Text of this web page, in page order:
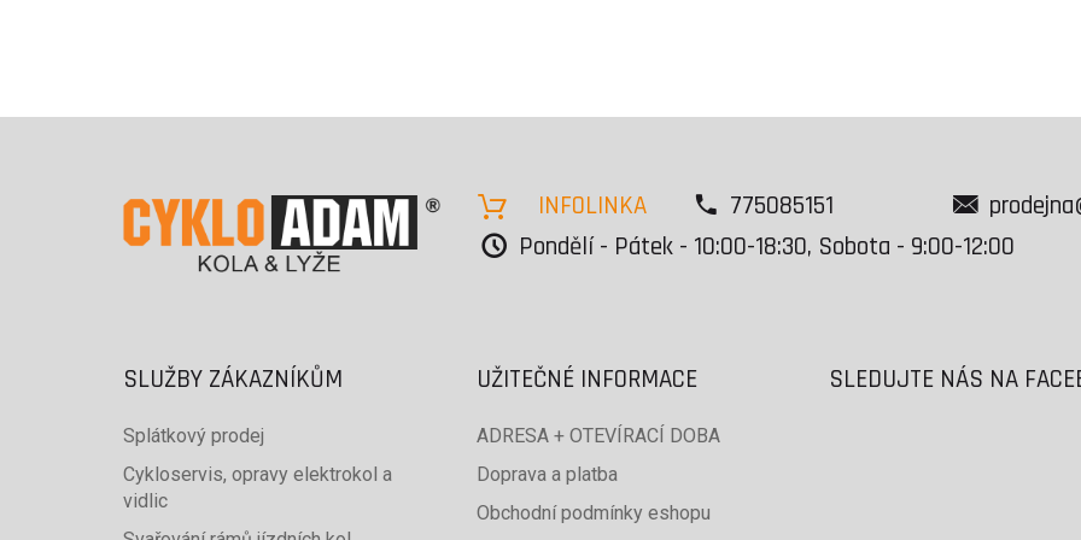
INFOLINKA 775085151
Pondělí - Pátek - 10:00-18:30, Sobota - 9:00-12:00
SLUŽBY ZÁKAZNÍKŮM
Splátkový prodej
Cykloservis, opravy elektrokol a
vidlic
UŽITEČNÉ INFORMACE
ADRESA + OTEVÍRACÍ DOBA
Doprava a platba
Obchodní podmínky eshopu
SLEDUJTE NÁS NA